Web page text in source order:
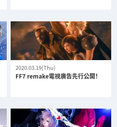
2020.03.19(Thu)
FF7 remake電視廣告先行公開！